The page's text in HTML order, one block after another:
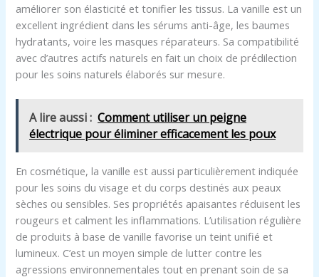
améliorer son élasticité et tonifier les tissus. La vanille est un
excellent ingrédient dans les sérums anti-âge, les baumes
hydratants, voire les masques réparateurs. Sa compatibilité
avec d’autres actifs naturels en fait un choix de prédilection
pour les soins naturels élaborés sur mesure.
A lire aussi : Comment utiliser un peigne
électrique pour éliminer efficacement les poux
En cosmétique, la vanille est aussi particulièrement indiquée
pour les soins du visage et du corps destinés aux peaux
sèches ou sensibles. Ses propriétés apaisantes réduisent les
rougeurs et calment les inflammations. L’utilisation régulière
de produits à base de vanille favorise un teint unifié et
lumineux. C’est un moyen simple de lutter contre les
agressions environnementales tout en prenant soin de sa